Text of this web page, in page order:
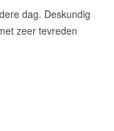
dag. Deskundig
zeer tevreden